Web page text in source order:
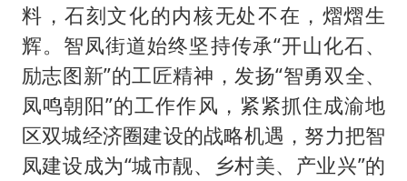
料，石刻文化的内核无处不在，熠熠生
辉。智凤街道始终坚持传承“开山化石、
励志图新”的工匠精神，发扬“智勇双全、
凤鸣朝阳”的工作作风，紧紧抓住成渝地
区双城经济圈建设的战略机遇，努力把智
凤建设成为“城市靓、乡村美、产业兴”的